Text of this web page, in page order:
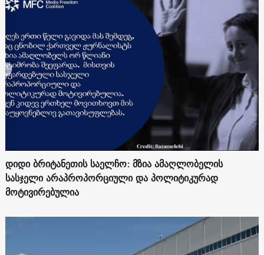
დიდი ბრიტანეთის საელჩო: მზია ამაღლობელის
სასჯელი არაპროპორციული და პოლიტიკურად
მოტივირებულია